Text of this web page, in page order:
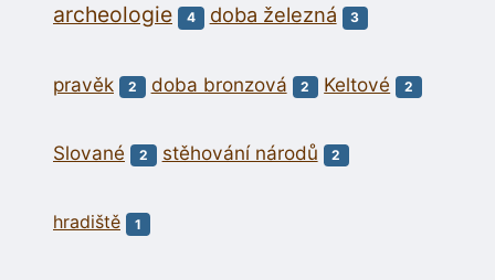
archeologie 4 doba železná 3
pravěk 2 doba bronzová 2 Keltové 2
Slované 2 stěhování národů 2
hradiště 1